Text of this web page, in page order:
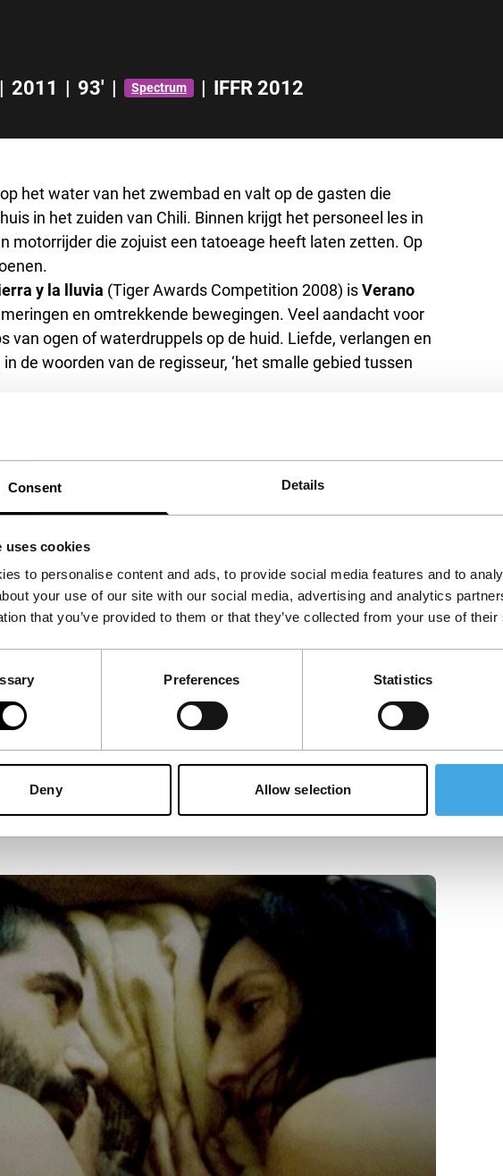
Consent Details
uses cookies
to personalise content and ads, to provide social media features and to
your use of our site with our social media, advertising and analytics
that you’ve provided to them or that they’ve collected from your use of
Preferences Statistics
Deny Allow selection
| 2011 | 93' | Spectrum | IFFR 2012
het water van het zwembad en valt op de gasten die
in het zuiden van Chili. Binnen krijgt het personeel les in
motorrijder die zojuist een tatoeage heeft laten zetten. Op
y la lluvia (Tiger Awards Competition 2008) isVerano
en omtrekkende bewegingen. Veel aandacht voor
van ogen of waterdruppels op de huid. Liefde, verlangen en
de woorden van de regisseur, ‘het smalle gebied tussen
als kind met zijn grootouders vaak naartoe ging.
Fonds en ging in Venetië in première.